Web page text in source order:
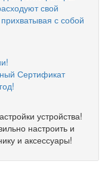
свой
с собой
Сертификат
устройства!
настроить и
и аксессуары!